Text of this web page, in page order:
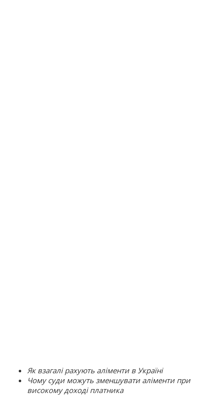
Як взагалі рахують аліменти в Україні
Чому суди можуть зменшувати аліменти при
високому доході платника